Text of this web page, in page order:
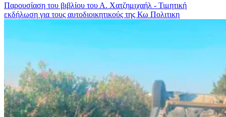
Παρουσίαση του βιβλίου του Α. Χατζημιχαήλ - Τιμητική
εκδήλωση για τους αυτοδιοικητικούς της Κω Πολιτικη